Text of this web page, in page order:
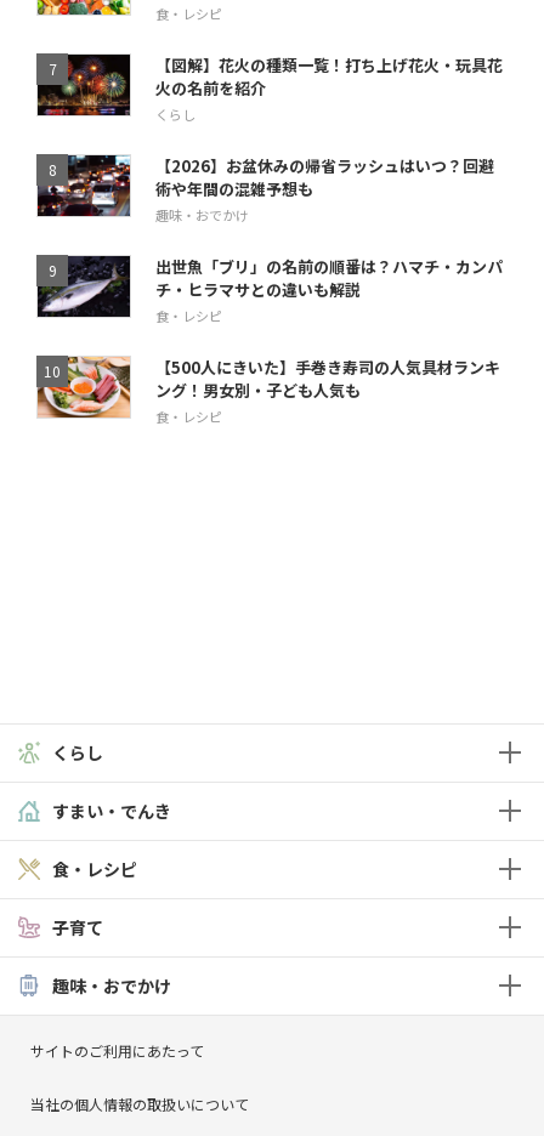
食・レシピ
【図解】花火の種類一覧！打ち上げ花火・玩具花
火の名前を紹介
くらし
【2026】お盆休みの帰省ラッシュはいつ？回避
術や年間の混雑予想も
趣味・おでかけ
出世魚「ブリ」の名前の順番は？ハマチ・カンパ
チ・ヒラマサとの違いも解説
食・レシピ
【500人にきいた】手巻き寿司の人気具材ランキ
ング！男女別・子ども人気も
食・レシピ
くらし
すまい・でんき
食・レシピ
子育て
趣味・おでかけ
サイトのご利用にあたって
当社の個人情報の取扱いについて